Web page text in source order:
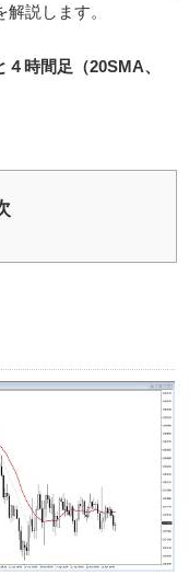
説します。
４ 時間足（20SMA、